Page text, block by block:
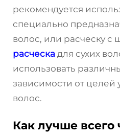
рекомендуется
специально
волос, или расческу с
расческа для сухих
использовать
зависимости от целей
волос.
Как лучше всего